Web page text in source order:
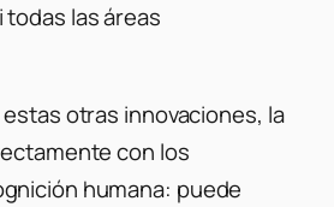
las áreas
estas otras innovaciones, la
con los
humana: puede